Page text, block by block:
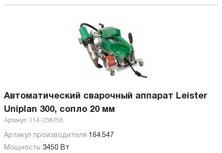
Автоматический сварочный аппарат Leister
Uniplan 300, сопло 20 мм
Артикул: 114-238756
Артикул производителя 164.547
Мощность 3450 Вт